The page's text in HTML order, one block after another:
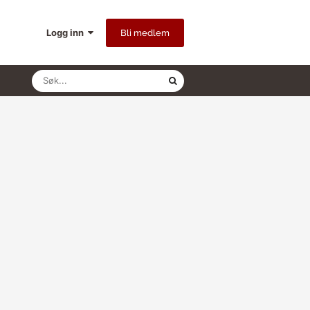
Logg inn Bli medlem